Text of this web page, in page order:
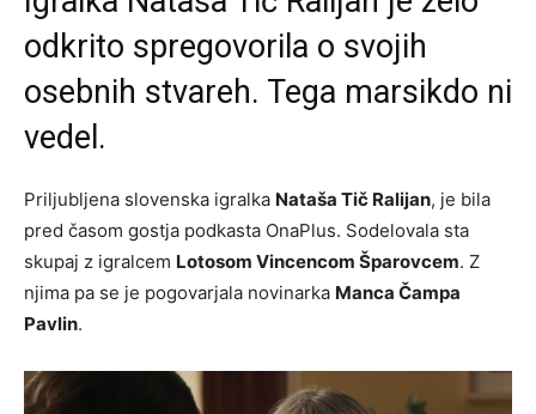
odkrito spregovorila o svojih
osebnih stvareh. Tega marsikdo ni
vedel.
Priljubljena slovenska igralka Nataša Tič Ralijan, je bila
pred časom gostja podkasta OnaPlus. Sodelovala sta
skupaj z igralcem Lotosom Vincencom Šparovcem. Z
njima pa se je pogovarjala novinarka Manca Čampa
Pavlin.